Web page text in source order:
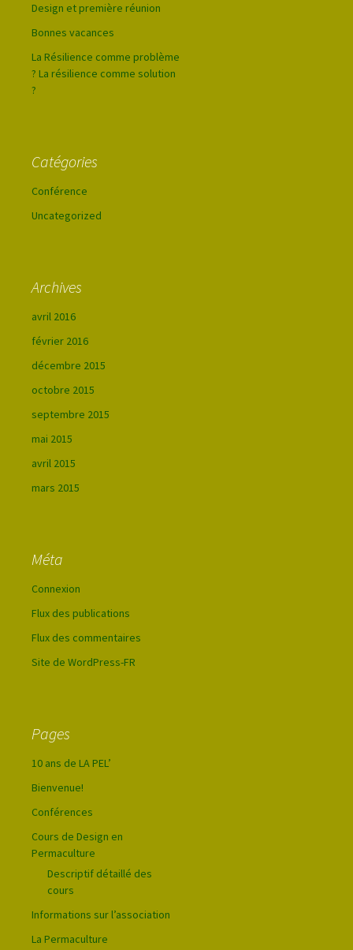
Design et première réunion
Bonnes vacances
La Résilience comme problème
? La résilience comme solution
?
Catégories
Conférence
Uncategorized
Archives
avril 2016
février 2016
décembre 2015
octobre 2015
septembre 2015
mai 2015
avril 2015
mars 2015
Méta
Connexion
Flux des publications
Flux des commentaires
Site de WordPress-FR
Pages
10 ans de LA PEL’
Bienvenue!
Conférences
Cours de Design en
Permaculture
Descriptif détaillé des
cours
Informations sur l’association
La Permaculture